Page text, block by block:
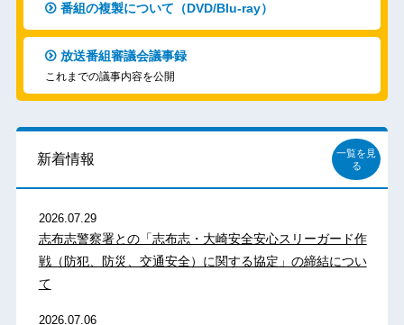
番組の複製について（DVD/Blu-ray）
放送番組審議会議事録
これまでの議事内容を公開
新着情報
一覧を見
る
2026.07.29
志布志警察署との「志布志・大崎安全安心スリーガード作
戦（防犯、防災、交通安全）に関する協定」の締結につい
て
2026.07.06